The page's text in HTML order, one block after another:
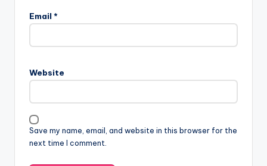
Email *
Website
Save my name, email, and website in this browser for the
next time I comment.